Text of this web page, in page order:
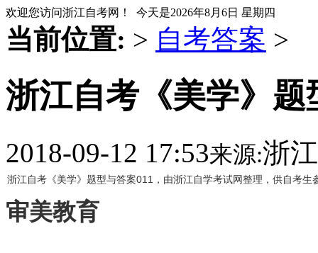
欢迎您访问浙江自考网！ 今天是2026年8月6日 星期四
当前位置: > 自考答案 >
浙江自考《美学》题
2018-09-12 17:53来源:浙
浙江自考《美学》题型与答案011，由浙江自学考试网整理，供自考生
审美教育